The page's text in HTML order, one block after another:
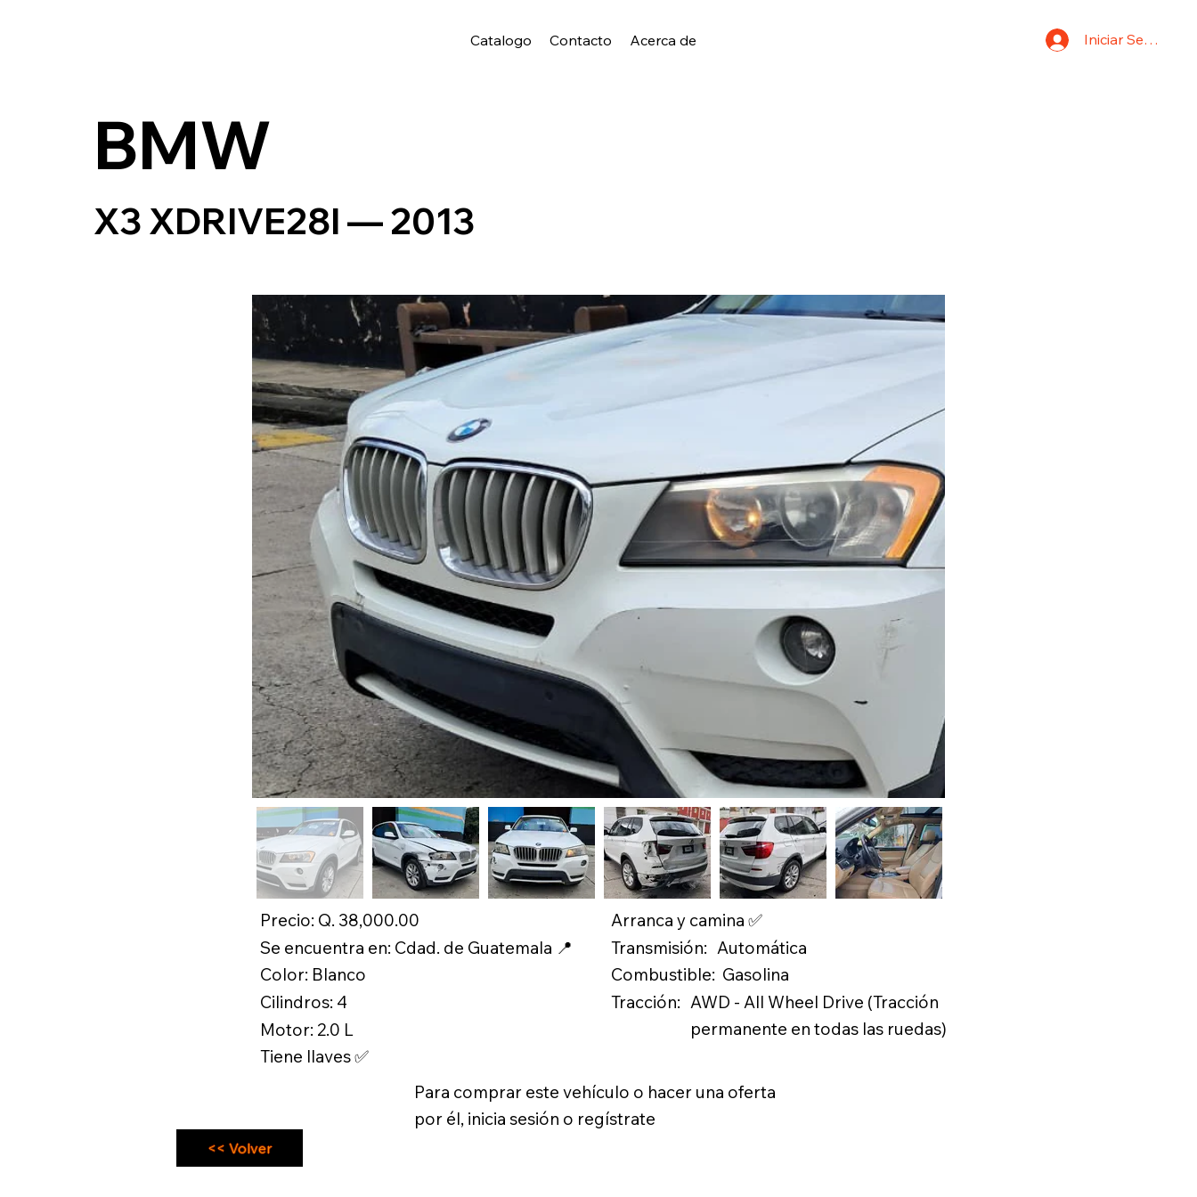
Iniciar Sesión
Catalogo Contacto Acerca de
Color: Blanco
Motor: 2.0 L
Transmisión:
Combustible:
Tracción:
Automática
AWD - All Wheel Drive (Tracción
permanente en todas las ruedas)
Gasolina
Tiene llaves ✅
Arranca y camina ✅
Precio: Q. 38,000.00
Se encuentra en: Cdad. de Guatemala 📍
Cilindros: 4
<< Volver
Para comprar este vehículo o hacer una oferta
por él, inicia sesión o regístrate
BMW
X3 XDRIVE28I — 2013